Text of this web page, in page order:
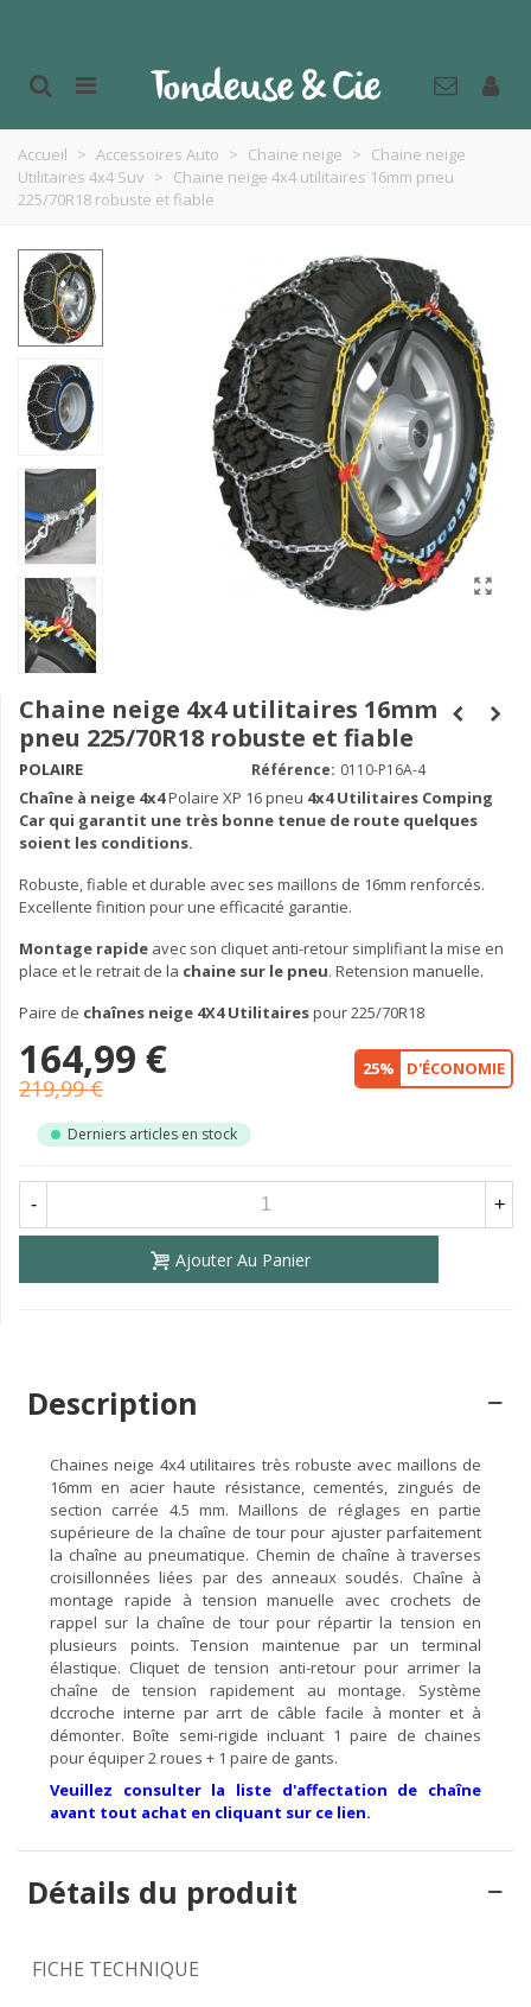
Accueil > Accessoires Auto > Chaine neige > Chaine neige
Utilitaires 4x4 Suv > Chaine neige 4x4 utilitaires 16mm pneu
225/70R18 robuste et fiable
Chaine neige 4x4 utilitaires 16mm
pneu 225/70R18 robuste et fiable
POLAIRE Référence: 0110-P16A-4
Chaîne à neige 4x4Polaire XP 16 pneu 4x4 Utilitaires Comping
Car qui garantit une très bonne tenue de route quelques
soient les conditions.
Robuste, fiable et durable avec ses maillons de 16mm renforcés.
Excellente finition pour une efficacité garantie.
Montage rapide avec son cliquet anti-retour simplifiant la mise en
place et le retrait de la chaine sur le pneu. Retension manuelle.
Paire de chaînes neige 4X4 Utilitairespour 225/70R18
164,99 €
219,99 €
25% D'ÉCONOMIE
Derniers articles en stock
- +
Ajouter Au Panier
Description
Chaines neige 4x4 utilitaires très robuste avec maillons de
16mm en acier haute résistance, cementés, zingués de
section carrée 4.5 mm. Maillons de réglages en partie
supérieure de la chaîne de tour pour ajuster parfaitement
la chaîne au pneumatique. Chemin de chaîne à traverses
croisillonnées liées par des anneaux soudés. Chaîne à
montage rapide à tension manuelle avec crochets de
rappel sur la chaîne de tour pour répartir la tension en
plusieurs points. Tension maintenue par un terminal
élastique. Cliquet de tension anti-retour pour arrimer la
chaîne de tension rapidement au montage. Système
dccroche interne par arrt de câble facile à monter et à
démonter. Boîte semi-rigide incluant 1 paire de chaines
pour équiper 2 roues + 1 paire de gants.
Veuillez consulter la liste d'affectation de chaîne
avant tout achat en cliquant sur ce lien.
Détails du produit
FICHE TECHNIQUE